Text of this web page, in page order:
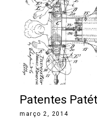
Patentes
março 2, 2014